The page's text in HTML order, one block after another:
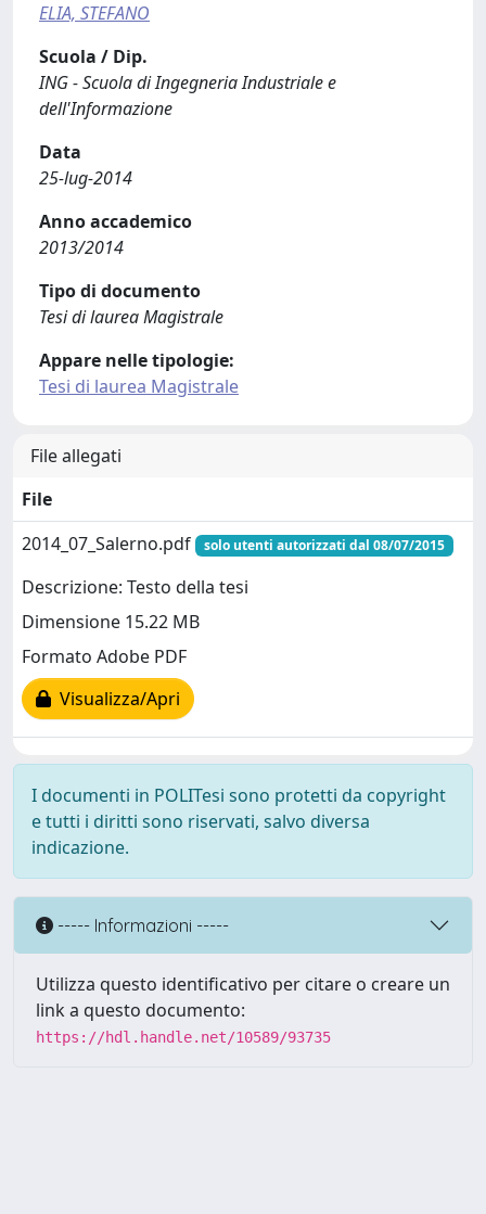
ELIA, STEFANO
Scuola / Dip.
ING - Scuola di Ingegneria Industriale e
dell'Informazione
Data
25-lug-2014
Anno accademico
2013/2014
Tipo di documento
Tesi di laurea Magistrale
Appare nelle tipologie:
Tesi di laurea Magistrale
File allegati
File
2014_07_Salerno.pdf
solo utenti autorizzati dal 08/07/2015
Descrizione: Testo della tesi
Dimensione 15.22 MB
Formato Adobe PDF
Visualizza/Apri
I documenti in POLITesi sono protetti da copyright
e tutti i diritti sono riservati, salvo diversa
indicazione.
----- Informazioni -----
Utilizza questo identificativo per citare o creare un
link a questo documento:
https://hdl.handle.net/10589/93735